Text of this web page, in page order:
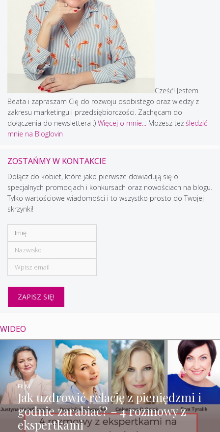
Cześć! Jestem
Beata i zapraszam Cię do rozwoju osobistego oraz wiedzy z
zakresu marketingu i przedsiębiorczości. Zachęcam do
dołączenia do newslettera :) Więcej o mnie... Możesz też śledzić
mnie na Bloglovin
ZOSTAŃMY W KONTAKCIE
Dołącz do kobiet, które jako pierwsze dowiadują się o
specjalnych promocjach i konkursach oraz nowościach na blogu.
Tylko wartościowe wiadomości i to wszystko prosto do Twojej
skrzynki!
WIDEO
Jak uzdrowić relację z pieniędzmi i
godnie zarabiać? – 4 rozmowy z
ekspertkami
FILM